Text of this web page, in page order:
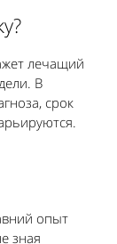
лечащий
В
срок
опыт
зная